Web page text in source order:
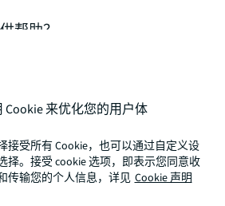
帮助？
案
Cookie 来优化您的用户体
接受所有 Cookie，也可以通过自定义设
择。接受 cookie 选项，即表示您同意收
传输您的个人信息，详见 Cookie 声明